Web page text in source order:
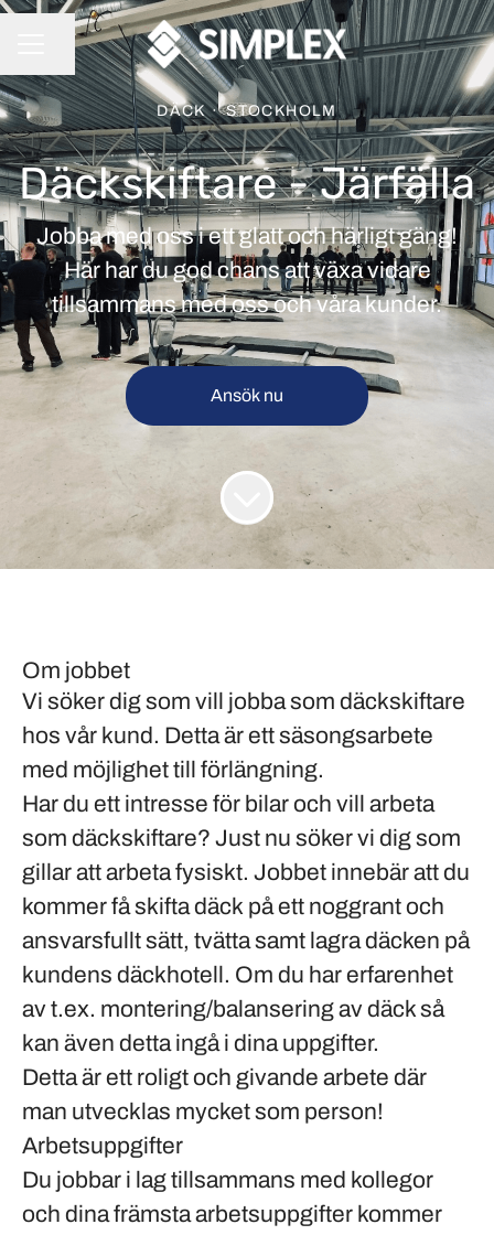
KARRIÄRMENY
Dela sidan
DÄCK · STOCKHOLM
Däckskiftare - Järfälla
Jobba med oss i ett glatt och härligt gäng!
Här har du god chans att växa vidare
tillsammans med oss och våra kunder.
Ansök nu
Om jobbet
Vi söker dig som vill jobba som däckskiftare
hos vår kund. Detta är ett säsongsarbete
med möjlighet till förlängning.
Har du ett intresse för bilar och vill arbeta
som däckskiftare? Just nu söker vi dig som
gillar att arbetafysiskt. Jobbet innebär att du
kommer fåskifta däck på ett noggrantoch
ansvarsfulltsätt, tvätta samt lagra däcken på
kundens däckhotell . Om du har erfarenhet
av t.ex. montering/balansering av däck så
kan även detta ingå i dina uppgifter.
Detta är ett roligt och givande arbete där
man utvecklas mycket som person!
Arbetsuppgifter
Du jobbar i lag tillsammans med kollegor
och dina främsta arbetsuppgifter kommer